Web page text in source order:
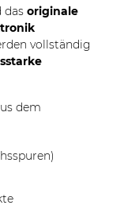
das originale
vollständig
dem